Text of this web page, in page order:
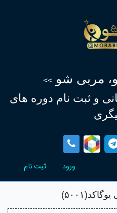
مربی شو>>
و ثبت نام دوره های
ورود ثبت نام
(current)